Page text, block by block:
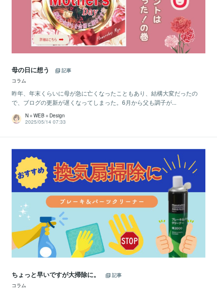
母の日に想う
記事
コラム
昨年、年末くらいに母が急に亡くなったこともあり、結構大変だったの
で、ブログの更新が遅くなってしまった。6月から父も調子が...
N＋WEB＋Design
2025/05/14 07:33
ちょっと早いですが大掃除に。
記事
コラム